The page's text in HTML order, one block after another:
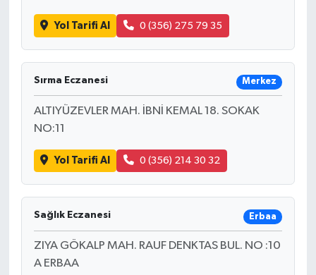
Yol Tarifi Al 0 (356) 275 79 35
Sırma Eczanesi Merkez
ALTIYÜZEVLER MAH. İBNİ KEMAL 18. SOKAK
NO:11
Yol Tarifi Al 0 (356) 214 30 32
Sağlık Eczanesi Erbaa
ZIYA GÖKALP MAH. RAUF DENKTAS BUL. NO :10
A ERBAA